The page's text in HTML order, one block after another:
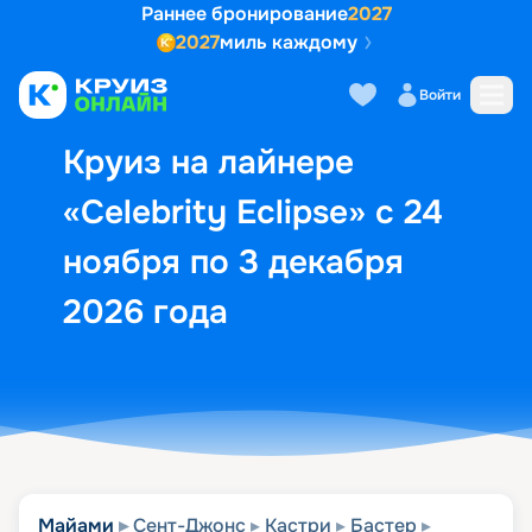
Раннее бронирование2027
2027миль каждому
Войти
Круиз на лайнере
«Celebrity Eclipse» с 24
ноября по 3 декабря
2026 года
Выбор кают Маршрут и
Майами Сент-Джонс Кастри Бастер